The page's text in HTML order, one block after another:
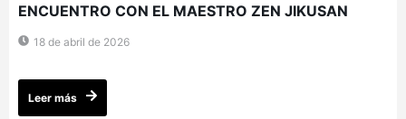
ENCUENTRO CON EL MAESTRO ZEN JIKUSAN
18 de abril de 2026
Leer más